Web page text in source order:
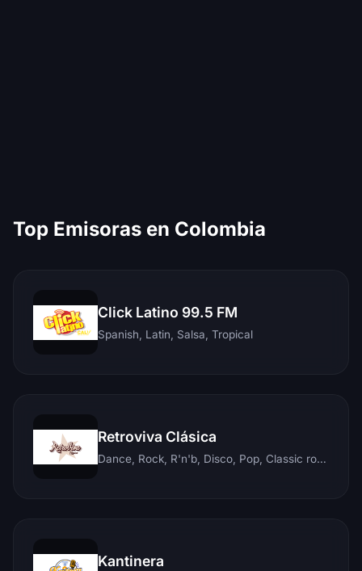
Top Emisoras en Colombia
Click Latino 99.5 FM
Spanish, Latin, Salsa, Tropical
Retroviva Clásica
Dance, Rock, R'n'b, Disco, Pop, Classic rock, Techno, Reggae
Kantinera